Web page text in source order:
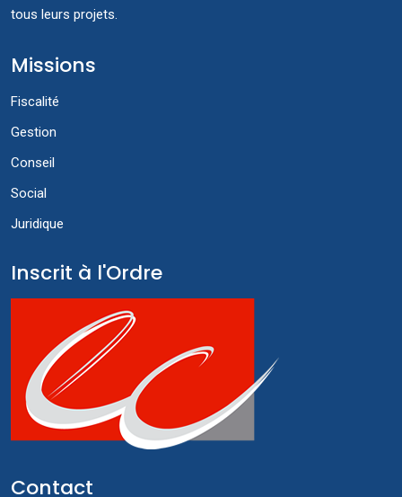
tous leurs projets.
Missions
Fiscalité
Gestion
Conseil
Social
Juridique
Inscrit à l'Ordre
Contact